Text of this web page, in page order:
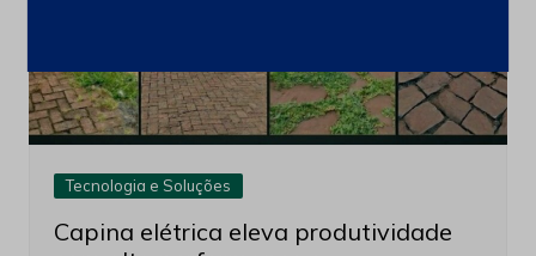
Tecnologia e Soluções
Capina elétrica eleva produtividade